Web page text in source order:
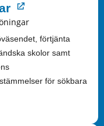
förtjänta
skolor samt
för sökbara